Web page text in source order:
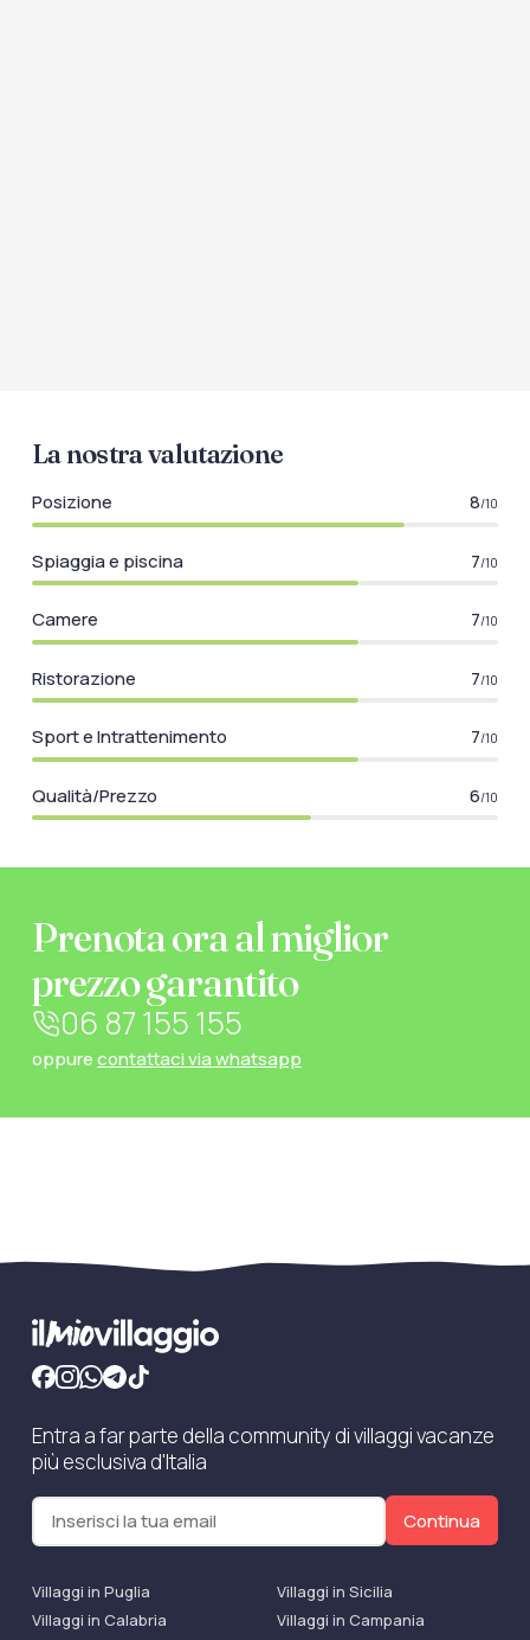
La nostra valutazione
Posizione 8/10
Spiaggia e piscina 7/10
Camere 7/10
Ristorazione 7/10
Sport e Intrattenimento 7/10
Qualità/Prezzo 6/10
Prenota ora al miglior
prezzo garantito
06 87 155 155
oppurecontattaci via whatsapp
Entra a far parte della community di villaggi vacanze
più esclusiva d'Italia
Continua
Villaggi in Puglia
Villaggi in Sicilia
Villaggi in Calabria
Villaggi in Campania